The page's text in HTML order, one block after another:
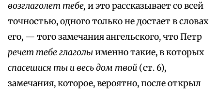
возглаголет тебе, и это рассказывает со всей
точностью, одного только не достает в словах
его, — того замечания ангельского, что Петр
речет тебе глаголыименно такие, в которых
спасешися ты и весь дом твой (ст. 6),
замечания, которое, вероятно, после открыл